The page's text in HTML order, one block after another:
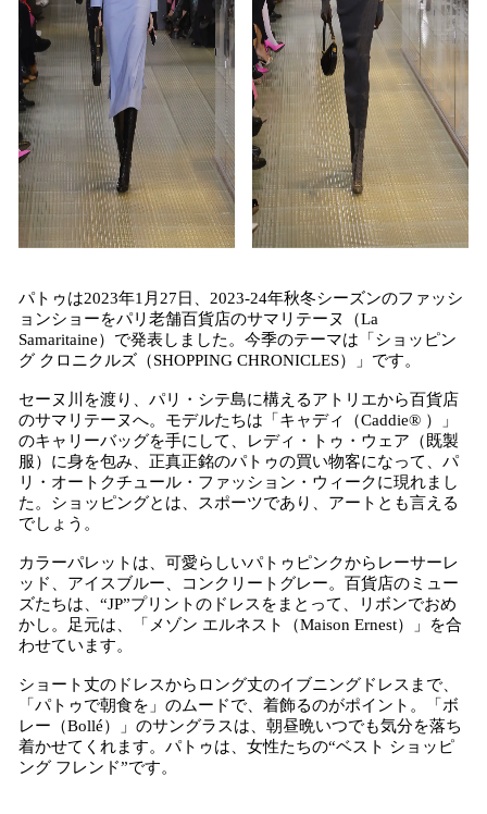
パトゥは2023年1月27日、2023-24年秋冬シーズンのファッシ
ョンショーをパリ老舗百貨店のサマリテーヌ（La
Samaritaine）で発表しました。今季のテーマは「ショッピン
グ クロニクルズ（SHOPPING CHRONICLES）」です。
セーヌ川を渡り、パリ・シテ島に構えるアトリエから百貨店
のサマリテーヌへ。モデルたちは「キャディ（Caddie® ）」
のキャリーバッグを手にして、レディ・トゥ・ウェア（既製
服）に身を包み、正真正銘のパトゥの買い物客になって、パ
リ・オートクチュール・ファッション・ウィークに現れまし
た。ショッピングとは、スポーツであり、アートとも言える
でしょう。
カラーパレットは、可愛らしいパトゥピンクからレーサーレ
ッド、アイスブルー、コンクリートグレー。百貨店のミュー
ズたちは、“JP”プリントのドレスをまとって、リボンでおめ
かし。足元は、「メゾン エルネスト（Maison Ernest）」を合
わせています。
ショート丈のドレスからロング丈のイブニングドレスまで、
「パトゥで朝食を」のムードで、着飾るのがポイント。「ボ
レー（Bollé）」のサングラスは、朝昼晩いつでも気分を落ち
着かせてくれます。パトゥは、女性たちの“ベスト ショッピ
ング フレンド”です。